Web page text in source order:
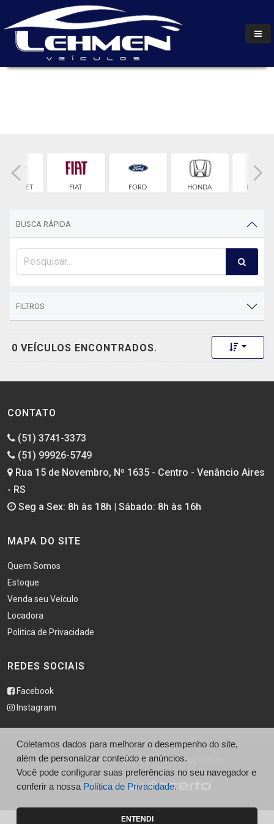
FIAT FORD HONDA
BUSCA RÁPIDA
FILTROS
0 VEÍCULOS ENCONTRADOS. Toggle
CONTATO
(51) 3741-3373
(51) 99926-5749
Rua 15 de Novembro, Nº 1635 - Centro - Venâncio Aires
- RS
Seg a Sex: 8h às 18h | Sábado: 8h às 16h
MAPA DO SITE
Quem Somos
Estoque
Venda seu Veículo
Locadora
Politica de Privacidade
REDES SOCIAIS
Facebook
Instagram
© Lehmen Veículos - http://lehmenveiculos.com.br/
Desenvolvido por
Coletamos dados para melhorar o desempenho do site,
além de personalizar conteúdo e anúncios.
Você pode configurar suas preferências no seu navegador e
conferir a nossa Política de Privacidade.
ENTENDI